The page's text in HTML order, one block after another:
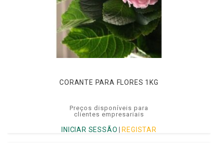
CORANTE PARA FLORES 1KG
Preços disponíveis para
clientes empresariais
INICIAR SESSÃO REGISTAR